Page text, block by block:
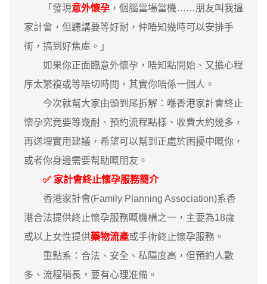
「發現意外懷孕 ，個腦當場當機……朋友叫我搵
家計會，但聽講要等好耐，仲唔知幾時可以安排手
術，搞到好焦慮。」
如果你正面臨意外懷孕，唔知點開始、又擔心程
序太繁複或等唔切時間，其實你唔係一個人。
今次就幫大家由頭到尾拆解：喺香港家計會終止
懷孕究竟要等幾耐、預約流程點樣、收費大約幾多，
再送埋實用建議，希望可以幫到正處於困擾中嘅你，
或者你身邊需要幫助嘅朋友。
✅ 家計會終止懷孕服務簡介
香港家計會(Family Planning Association)系香
港合法提供終止懷孕服務嘅機構之一，主要為18歲
或以上女性提供藥物流產或手術終止懷孕服務。
重點系：合法、安全、私隱度高，但預約人數
多、流程稍長，要有心理准備。